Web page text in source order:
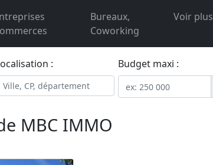
Bureaux,
Coworking
Voir plus
:
Budget maxi :
MBC IMMO